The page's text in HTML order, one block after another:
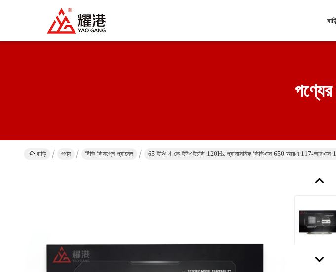
পণ্যের
বাড়ি পণ্য টিভি ডিসপ্লে প্যানেল 65 ইঞ্চি 4 কে ইউএইচডি 120Hz প্যানাসনিক ভিভিএক্স 650 আরএ 117-আরএক্স 1